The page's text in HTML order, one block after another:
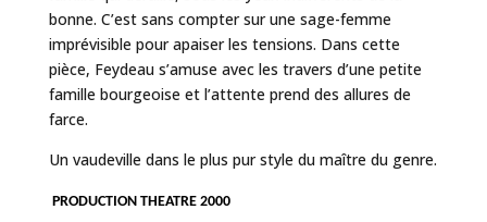
bonne. C’est sans compter sur une sage-femme
imprévisible pour apaiser les tensions. Dans cette
pièce, Feydeau s’amuse avec les travers d’une petite
famille bourgeoise et l’attente prend des allures de
farce.
Un vaudeville dans le plus pur style du maître du genre.
PRODUCTION THEATRE 2000